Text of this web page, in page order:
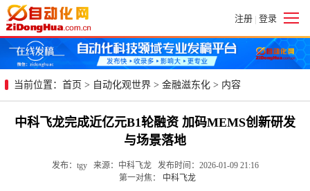
注册 | 登录
当前位置： 首页 > 自动化观世界 > 金融滋东化 > 内容
中科飞龙完成近亿元B1轮融资 加码MEMS创新研发
与场景落地
发布：tgy 来源：中科飞龙 发布时间：2026-01-09 21:16
第一对焦：
中科飞龙